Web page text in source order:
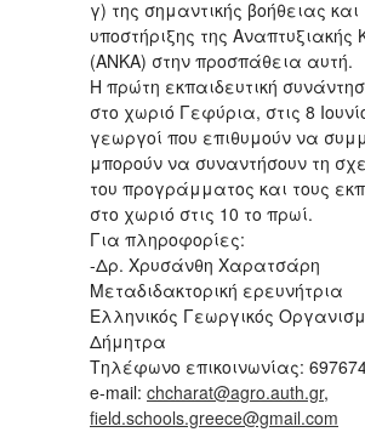
γ) της σημαντικής βοήθειας και
υποστήριξης της Αναπτυξιακής
(ΑΝΚΑ) στην προσπάθεια αυτή.
Η πρώτη εκπαιδευτική
στο χωριό Γεφύρια, στις 8
γεωργοί που επιθυμούν να
μπορούν να συναντήσουν τη
του προγράμματος και τους
στο χωριό στις 10 το πρωί.
Για πληροφορίες:
-Δρ. Χρυσάνθη Χαρατσάρη
Μεταδιδακτορική ερευνήτρια
Ελληνικός Γεωργικός
Δήμητρα
Τηλέφωνο επικοινωνίας:
e-mail: chcharat@agro.auth.gr,
field.schools.greece@gmail.com